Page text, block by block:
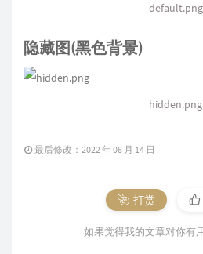
default.png
隐藏图(黑色背景)
hidden.png
最后修改：2022 年 08 月 14 日
打赏
如果觉得我的文章对你有